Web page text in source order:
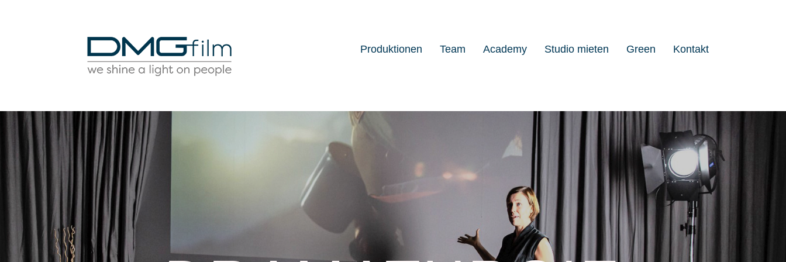
Produktionen Team Academy Studio mieten Green Kontakt